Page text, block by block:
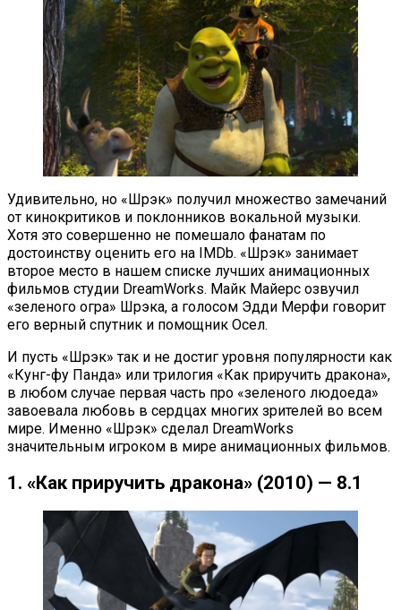
Удивительно, но «Шрэк» получил множество замечаний
от кинокритиков и поклонников вокальной музыки.
Хотя это совершенно не помешало фанатам по
достоинству оценить его на IMDb. «Шрэк» занимает
второе место в нашем списке лучших анимационных
фильмов студии DreamWorks. Майк Майерс озвучил
«зеленого огра» Шрэка, а голосом Эдди Мерфи говорит
его верный спутник и помощник Осел.
И пусть «Шрэк» так и не достиг уровня популярности как
«Кунг-фу Панда» или трилогия «Как приручить дракона»,
в любом случае первая часть про «зеленого людоеда»
завоевала любовь в сердцах многих зрителей во всем
мире. Именно «Шрэк» сделал DreamWorks
значительным игроком в мире анимационных фильмов.
1. «Как приручить дракона» (2010) — 8.1